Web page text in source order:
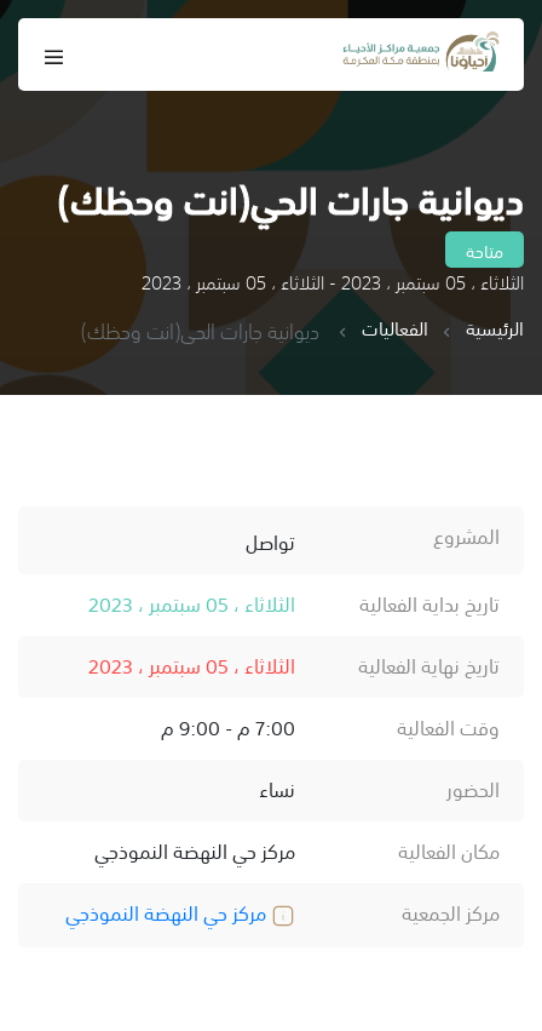
ديوانية جارات الحي(انت وحظك)
متاحة
الثلاثاء ، 05 سبتمبر ، 2023 - الثلاثاء ، 05 سبتمبر ، 2023
الرئيسية
الفعاليات ديوانية جارات الحي(انت وحظك)
المشروع
تواصل
تاريخ بداية الفعالية
الثلاثاء ، 05 سبتمبر ، 2023
تاريخ نهاية الفعالية
الثلاثاء ، 05 سبتمبر ، 2023
وقت الفعالية
7:00 م - 9:00 م
الحضور
نساء
مكان الفعالية
مركز حي النهضة النموذجي
مركز الجمعية
مركز حي النهضة النموذجي